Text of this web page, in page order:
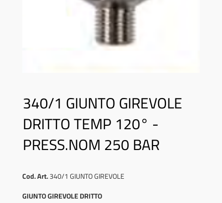
340/1 GIUNTO GIREVOLE
DRITTO TEMP 120° -
PRESS.NOM 250 BAR
Cod. Art.340/1 GIUNTO GIREVOLE
GIUNTO GIREVOLE DRITTO